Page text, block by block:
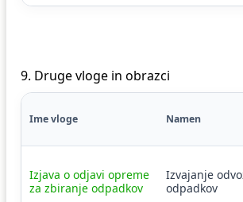
9. Druge vloge in obrazci
Ime vloge Namen
Izjava o odjavi opreme
za zbiranje odpadkov
Izvajanje
odpadkov